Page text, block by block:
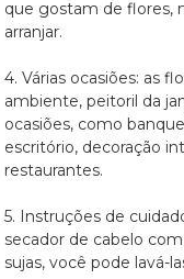
que gostam de flores,
arranjar.
4. Várias ocasiões: as
ambiente, peitoril da
ocasiões, como
escritório, decoração
restaurantes.
5. Instruções de
secador de cabelo
sujas, você pode lavá-